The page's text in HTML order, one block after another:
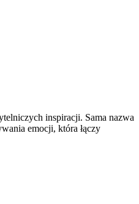
inspiracji. Sama nazwa
emocji, która łączy